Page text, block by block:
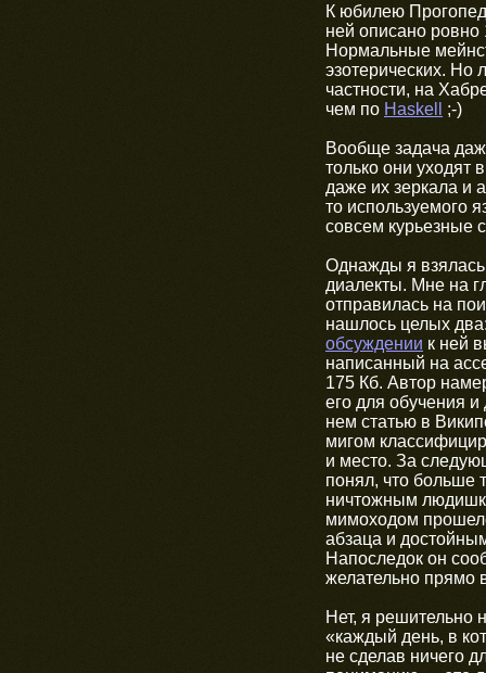
К юбилею
ней описано
Нормальные
эзотерических. Но
частности, на
чем по Haskell ;-)
Вообще задача
только они уходят
даже их зеркала и
то используемого
совсем курьезные
Однажды я
диалекты. Мне на
отправилась на
нашлось целых
обсуждении к ней
написанный на
175 Кб. Автор
его для обучения
нем статью в
мигом
и место. За
понял, что больше
ничтожным
мимоходом
абзаца и
Напоследок он
желательно прямо
Нет, я решительно
«каждый день, в
не сделав ничего